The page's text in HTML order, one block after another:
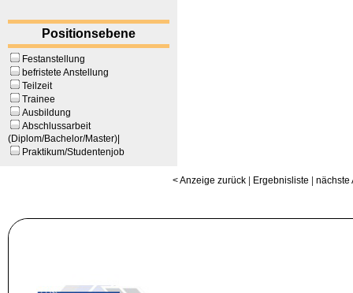
Positionsebene
Festanstellung
befristete Anstellung
Teilzeit
Trainee
Ausbildung
Abschlussarbeit
(Diplom/Bachelor/Master)|
Praktikum/Studentenjob
< Anzeige zurück | Ergebnisliste | nächste